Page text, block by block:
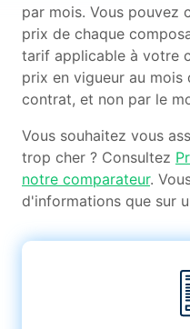
par mois. Vous pouvez
prix de chaque
tarif applicable à votre
prix en vigueur au
contrat, et non par le
Vous souhaitez vous
trop cher ? Consultez
notre comparateur.
d'informations que sur